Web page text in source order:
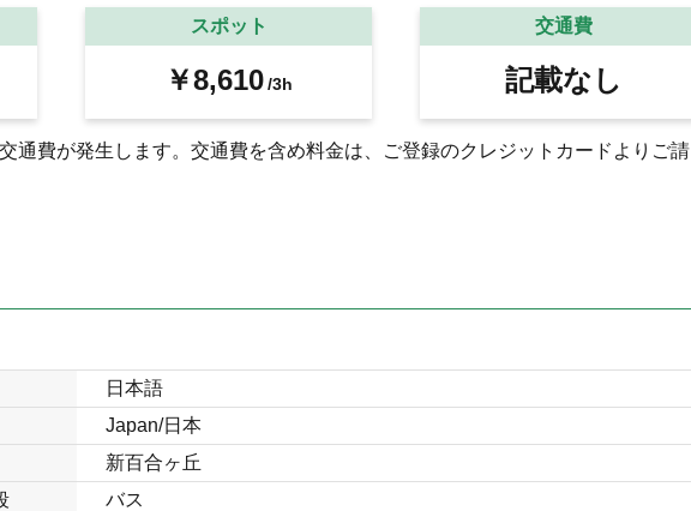
スポット
￥8,610/3h
交通費
記載なし
通費が発生します。交通費を含め料金は、ご登録のクレジットカードよりご請
日本語
Japan/日本
新百合ヶ丘
バス